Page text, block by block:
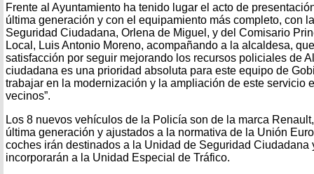
Frente al Ayuntamiento ha tenido lugar el acto de
última generación y con el equipamiento más completo, con
Seguridad Ciudadana, Orlena de Miguel, y del Comisario
Local, Luis Antonio Moreno, acompañando a la alcaldesa,
satisfacción por seguir mejorando los recursos policiales de
ciudadana es una prioridad absoluta para este equipo de
trabajar en la modernización y la ampliación de este servicio
vecinos”.
Los 8 nuevos vehículos de la Policía son de la marca
última generación y ajustados a la normativa de la Unión
coches irán destinados a la Unidad de Seguridad Ciudadana
incorporarán a la Unidad Especial de Tráfico.